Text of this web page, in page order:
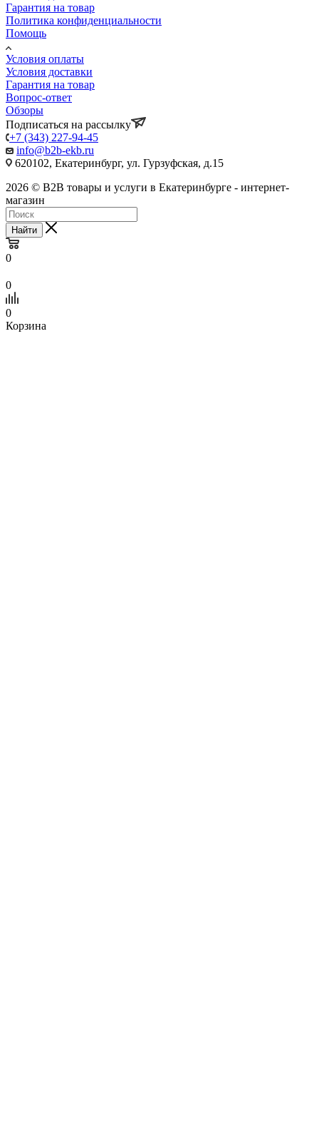
Гарантия на товар
Политика конфиденциальности
Помощь
Условия оплаты
Условия доставки
Гарантия на товар
Вопрос-ответ
Обзоры
Подписаться на рассылку
+7 (343) 227-94-45
info@b2b-ekb.ru
620102, Екатеринбург, ул. Гурзуфская, д.15
2026 © B2B товары и услуги в Екатеринбурге - интернет-
магазин
Найти
0
0
0
Корзина